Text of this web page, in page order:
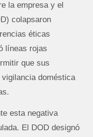
la empresa y el
colapsaron
éticas
líneas rojas
que sus
doméstica
esta negativa
El DOD designó